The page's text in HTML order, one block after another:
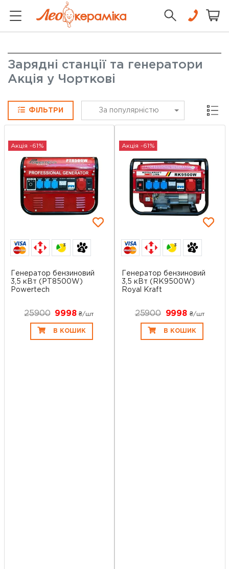
Зарядні станції та генератори
Акція у Чорткові
ФІЛЬТРИ За популярністю Сітка
Акція -61%
3
Генератор бензиновий
3,5 кВт (PT8500W)
Powertech
25900 9998₴/шт
В КОШИК
Акція -61%
3
Генератор бензиновий
3,5 кВт (RK9500W)
Royal Kraft
25900 9998 ₴/шт
В КОШИК